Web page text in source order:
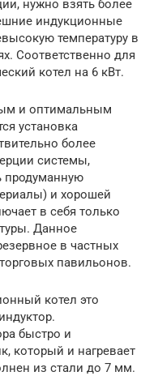
нужно взять более
индукционные
температуру в
Соответственно для
котел на 6 кВт.
и оптимальным
установка
более
системы,
продуманную
и хорошей
в себя только
Данное
в частных
павильонов.
котел это
быстро и
который и нагревает
из стали до 7 мм.